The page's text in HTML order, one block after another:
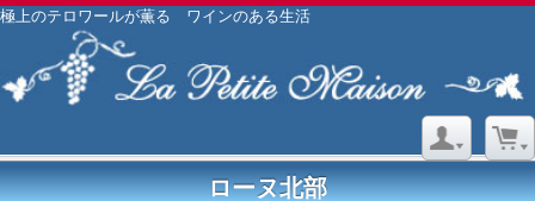
極上のテロワールが薫る ワインのある生活
ローヌ北部